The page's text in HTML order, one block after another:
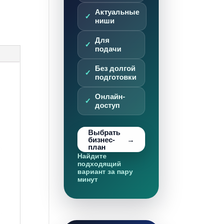
Актуальные
ниши
Для
подачи
Без долгой
подготовки
Онлайн-
доступ
Выбрать
бизнес-
план
Найдите
подходящий
вариант за пару
минут